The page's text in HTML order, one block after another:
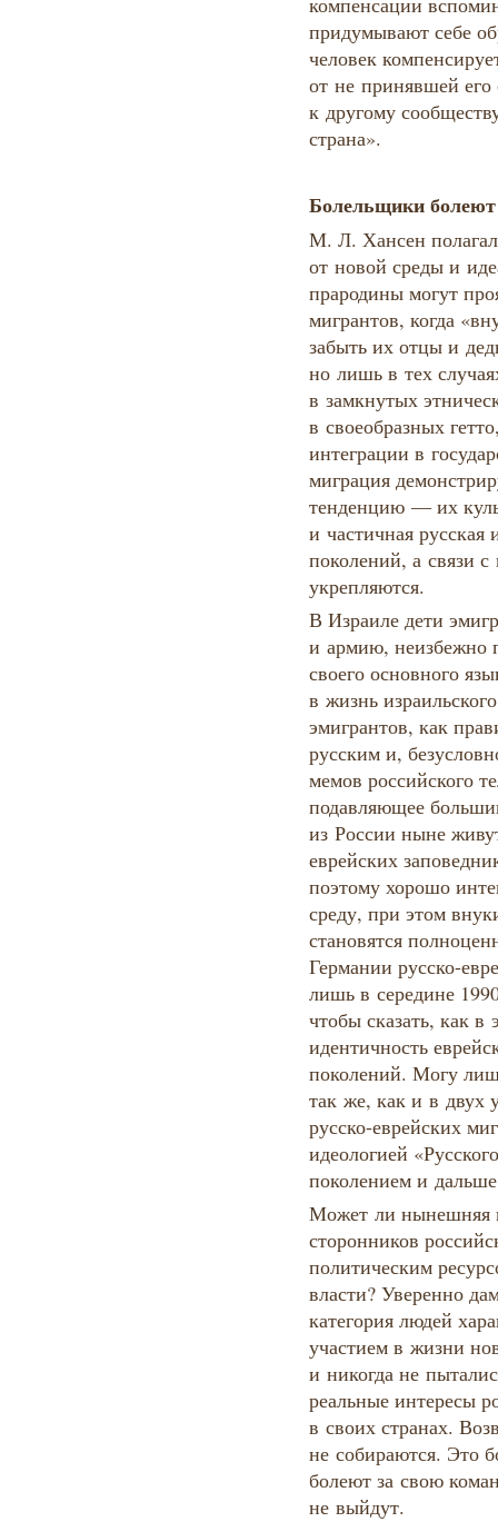
придумывают себе
человек
от не принявшей
к другому
страна».
Болельщики болеют
М. Л. Хансен
от новой среды и
прародины могут
мигрантов, когда
забыть их отцы и
но лишь в тех
в замкнутых
в своеобразных
интеграции в
миграция
тенденцию — их
и частичная русская
поколений, а связи
укрепляются.
В Израиле дети
и армию, неизбежно
своего основного
в жизнь
эмигрантов, как
русским и,
мемов российского
подавляющее
из России ныне
еврейских
поэтому хорошо
среду, при этом
становятся
Германии русско-
лишь в середине
чтобы сказать, как в
идентичность
поколений. Могу
так же, как и в двух
русско-еврейских
идеологией
поколением и дальше
Может ли нынешняя
сторонников
политическим
власти? Уверенно
категория людей
участием в жизни
и никогда не
реальные интересы
в своих странах.
не собираются. Это
болеют за свою
не выйдут.